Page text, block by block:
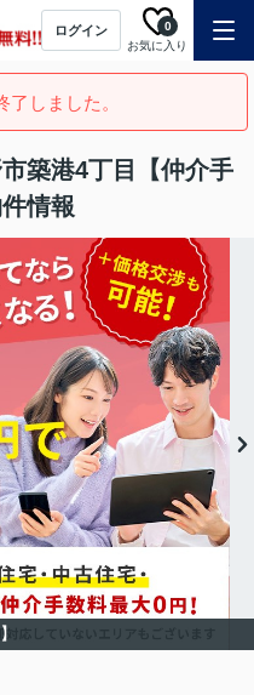
ログイン
お気に入り
0
しました。
築港4丁目【仲介手
情報